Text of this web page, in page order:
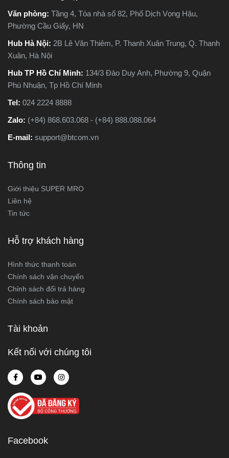
điểm và tư vấn chọn lựa
loại máy phù hợp nhất với
nhu cầu sử dụng thực tế.
Văn phòng: Tầng 4, Tòa nhà số 82, Phố Dịch Vọng Hậu,
Phường Cầu Giấy, HN
Hub Hà Nội: 2B Lê Văn Thiêm, P. Thanh Xuân Trung, Q. Thanh
Xuân, Hà Nội
Hub TP Hồ Chí Minh: 134/3 Đào Duy Anh, Phường 9, Quận
Phú Nhuận, Tp Hồ Chí Minh
Tel: 024 2224 8888
Zalo: (+84) 868.603.068 - (+84) 888.088.064
E-mail: support@btcom.vn
Thông tin
Giới thiệu SUPER MRO
Liên hệ
Tin tức
Hỗ trợ khách hàng
Hình thức thanh toán
Chính sách vận chuyển
Chỉnh sách đổi trả hàng
Chính sách bảo mật
Tài khoản
Kết nối với chúng tôi
Facebook